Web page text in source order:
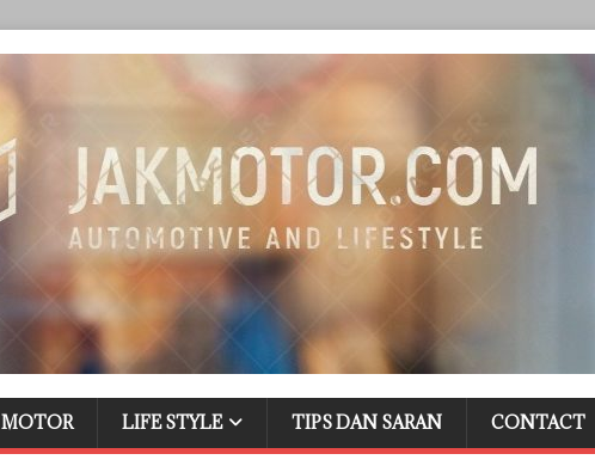
MOTOR LIFE STYLE TIPS DAN SARAN CONTACT